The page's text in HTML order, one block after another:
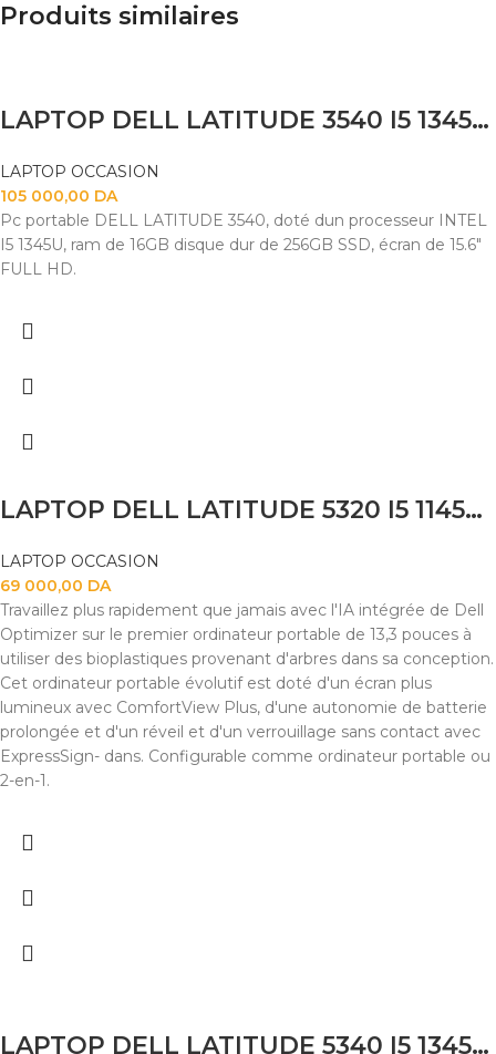
Produits similaires
LAPTOP DELL LATITUDE 3540 I5 1345U 16GB 256 SSD 15.6 FHD
LAPTOP OCCASION
105 000,00 DA
Pc portable DELL LATITUDE 3540, doté dun processeur INTEL
I5 1345U, ram de 16GB disque dur de 256GB SSD, écran de 15.6"
FULL HD.
LAPTOP DELL LATITUDE 5320 I5 1145G7 16GB
LAPTOP OCCASION
69 000,00 DA
Travaillez plus rapidement que jamais avec l'IA intégrée de Dell
Optimizer sur le premier ordinateur portable de 13,3 pouces à
utiliser des bioplastiques provenant d'arbres dans sa conception.
Cet ordinateur portable évolutif est doté d'un écran plus
lumineux avec ComfortView Plus, d'une autonomie de batterie
prolongée et d'un réveil et d'un verrouillage sans contact avec
ExpressSign- dans. Configurable comme ordinateur portable ou
2-en-1.
LAPTOP DELL LATITUDE 5340 I5 1345U 8GB 256SSD 13.3″TACTILE X360